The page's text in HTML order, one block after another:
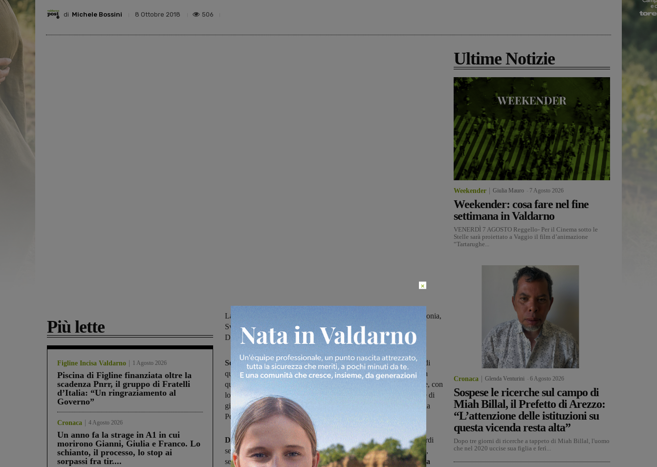
di Michele Bossini 8 Ottobre 2018 506
Più lette
Figline Incisa Valdarno 1 Agosto 2026
Piscina di Figline finanziata oltre la
scadenza Pnrr, il gruppo di Fratelli
d’Italia: “Un ringraziamento al
Governo”
Cronaca 4 Agosto 2026
Un anno fa la strage in A1 in cui
morirono Gianni, Giulia e Franco. Lo
schianto, il processo, lo stop ai
sorpassi fra tir....
La rappresentativa regionale sfida rappresentative in arrivo da Polonia,
Svizzera e Moldavia per qualificarsi alla fase finale di giugno.
Domenica prossima fermi i campionati regionali
Scatta domani(martedì), per terminare lunedì 15 ottobre la fase di
qualificazione dellaUefa Regions Cup,ospitata in Toscana e alla
quale prenderà parte a nome dell'Italia la rappresentativa regionale, con
lo scopo di vincere il concentramento e qualificarsi alla fase finale di
giugno.Avversarie dell'Italia
saranno rappresentative in arrivo da
Polonia, Svizzera e Moldavia.
Domani alle 15 a Montecatini il debutto
con la Moldavia, venerdi
sempre alle 15 ad Agliana match con la Svizzera, infine lunedì 15,
sempre allo stesso orario, sul campo di San Giuliano Temela sfida
Ultime Notizie
Weekender Giulia Mauro 7 Agosto 2026
Weekender: cosa fare nel fine
settimana in Valdarno
VENERDÌ 7 AGOSTO Reggello- Per il Cinema sotto le
Stelle sarà proiettato a Vaggio il film d’animazione
“Tartarughe...
Cronaca Glenda Venturini 6 Agosto 2026
Sospese le ricerche sul campo di
Miah Billal, il Prefetto di Arezzo:
“L’attenzione delle istituzioni su
questa vicenda resta alta”
Dopo tre giorni di ricerche a tappeto di Miah Billal, l'uomo
che nel 2020 uccise sua figlia e ferì...
×